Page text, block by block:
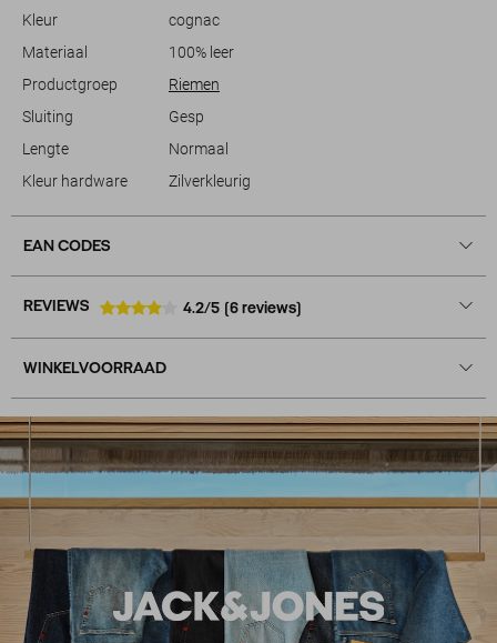
Kleur
cognac
Materiaal
100% leer
Productgroep
Riemen
Sluiting
Gesp
Lengte
Normaal
Kleur hardware
Zilverkleurig
EAN CODES
REVIEWS 4.2/5 (6 reviews)
WINKELVOORRAAD